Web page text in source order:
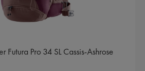
Futura Pro 34 SL Cassis-Ashrose